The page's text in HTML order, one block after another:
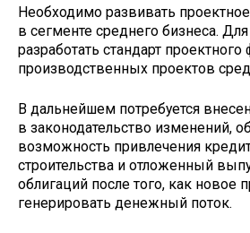
Необходимо развивать
в сегменте среднего бизнеса.
разработать стандарт
производственных проектов
В дальнейшем потребуется
в законодательство изменений,
возможность привлечения
строительства и отложенный
облигаций после того, как новое
генерировать денежный поток.